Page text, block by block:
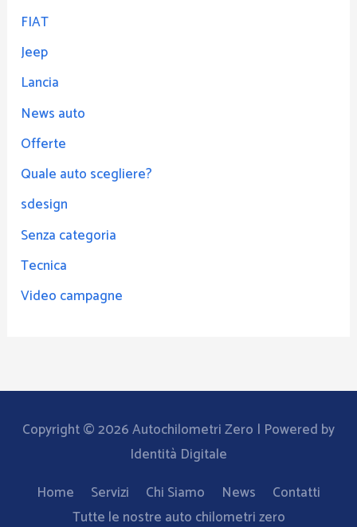
FIAT
Jeep
Lancia
News auto
Offerte
Quale auto scegliere?
sdesign
Senza categoria
Tecnica
Video campagne
Copyright © 2026Autochilometri Zero | Powered by
Identità Digitale
Home
Servizi Chi Siamo News
Contatti
Tutte le nostre auto chilometri zero